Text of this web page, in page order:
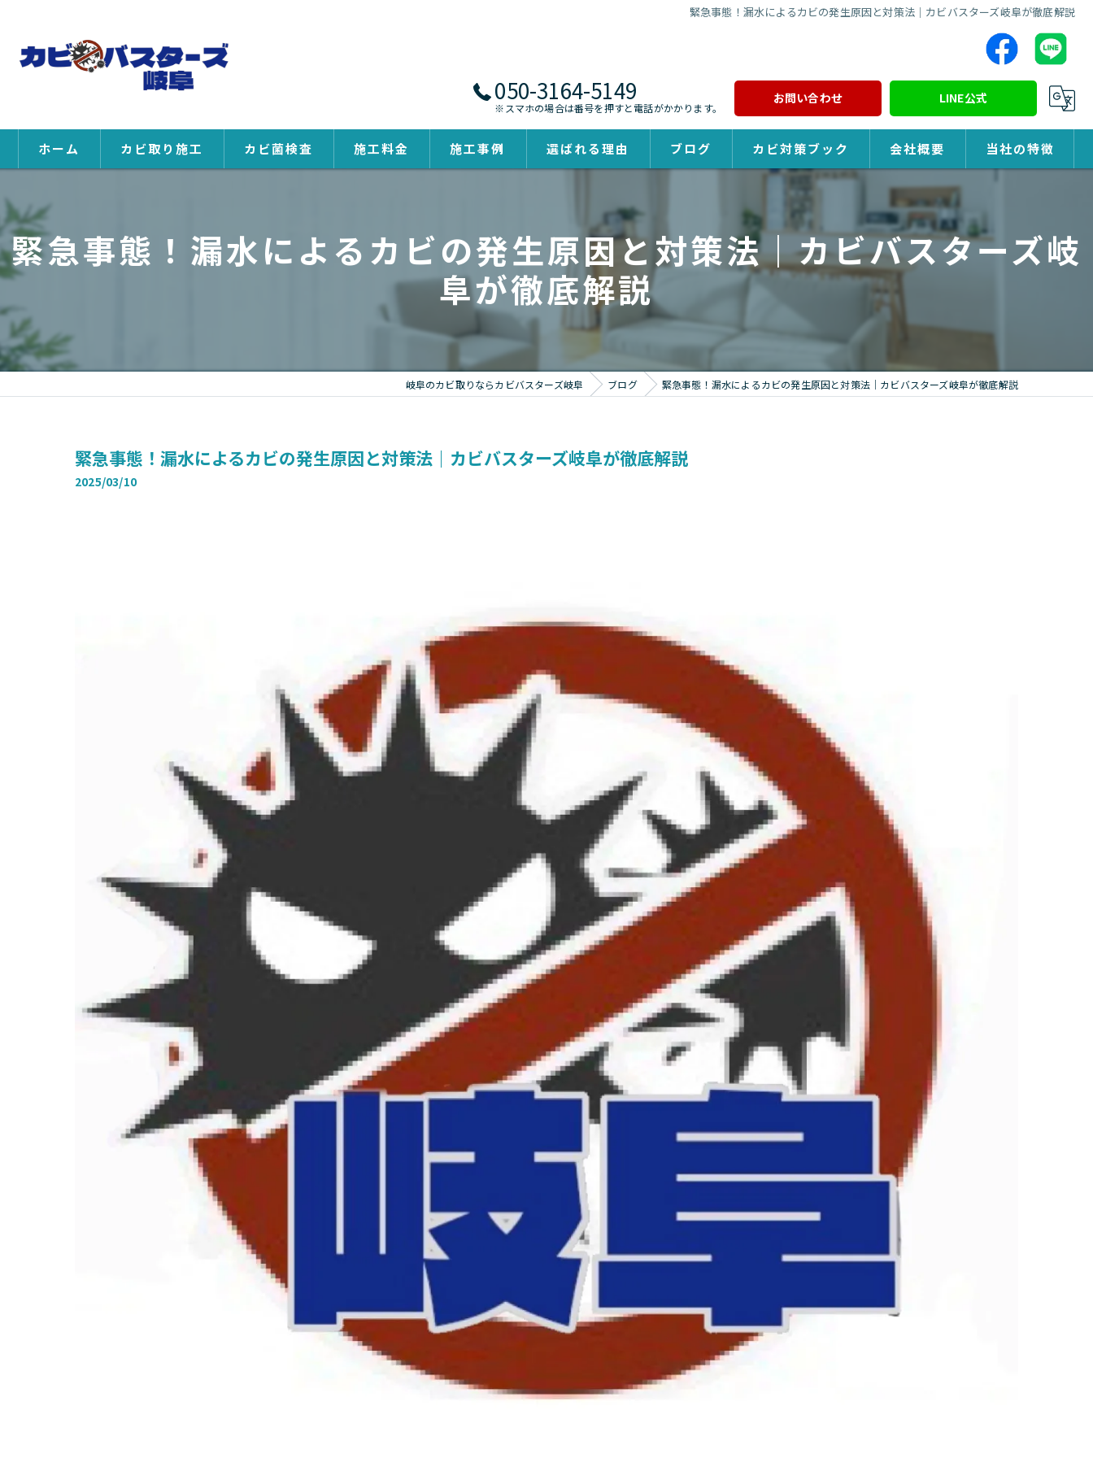
緊急事態！漏水によるカビの発生原因と対策法｜カビバスターズ岐阜が徹底解説
050-3164-5149
※スマホの場合は番号を押すと電話がかかります。
お問い合わせ LINE公式
ホーム カビ取り施工 カビ菌検査 施工料金 施工事例 選ばれる理由 ブログ カビ対策ブック 会社概要 当社の特徴
除カビ
緊急事態！漏水によるカビの発生原因と対策法｜カビバスターズ岐
阜が徹底解説
岐阜のカビ取りならカビバスターズ岐阜 ブログ 緊急事態！漏水によるカビの発生原因と対策法｜カビバスターズ岐阜が徹底解説
緊急事態！漏水によるカビの発生原因と対策法｜カビバスターズ岐阜が徹底解説
2025/03/10